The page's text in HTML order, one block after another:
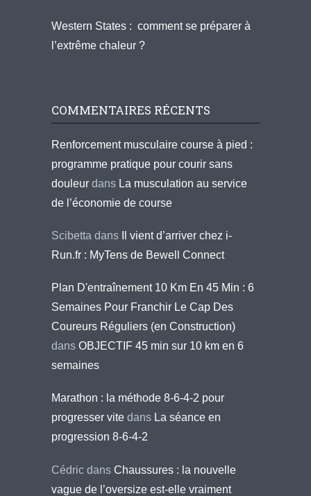
Western States : comment se préparer à
l’extrême chaleur ?
COMMENTAIRES RÉCENTS
Renforcement musculaire course à pied :
programme pratique pour courir sans
douleur dans La musculation au service
de l’économie de course
Scibetta dans
Il vient d’arriver chez i-
Run.fr : MyTens de Bewell Connect
Plan D'entraînement 10 Km En 45 Min : 6
Semaines Pour Franchir Le Cap Des
Coureurs Réguliers (en Construction)
dans OBJECTIF 45 min sur 10 km en 6
semaines
Marathon : la méthode 8-6-4-2 pour
progresser vite dans La séance en
progression 8-6-4-2
Cédric dans Chaussures : la nouvelle
vague de l’oversize est-elle vraiment